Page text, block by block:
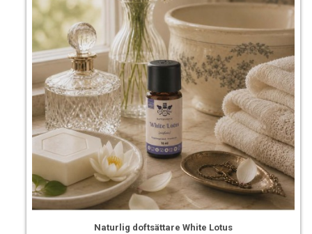
Naturlig doftsättare White Lotus